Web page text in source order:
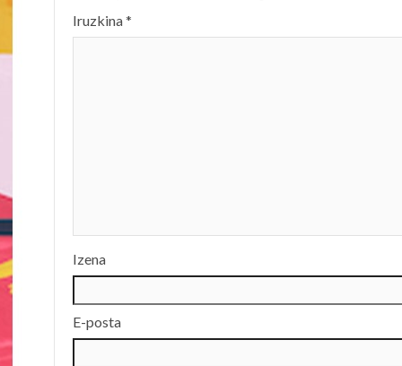
Iruzkina*
Izena
E-posta